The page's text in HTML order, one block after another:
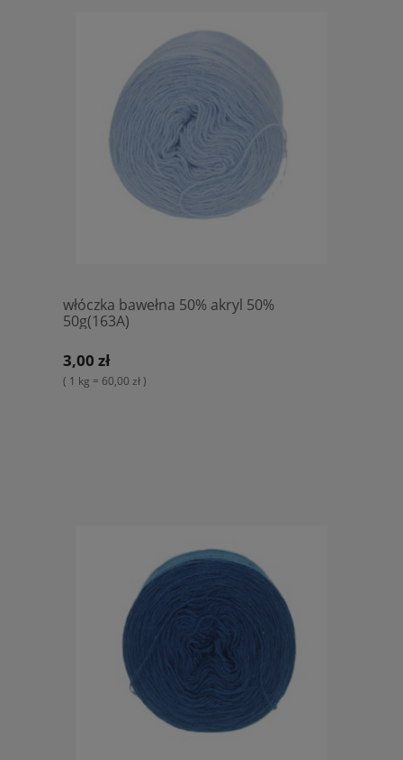
włóczka bawełna 50% akryl 50%
50g(163A)
3,00 zł
( 1 kg = 60,00 zł )